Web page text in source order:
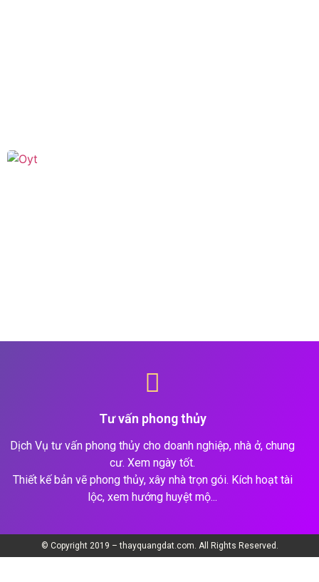
Tư vấn phong thủy
Dịch Vụ tư vấn phong thủy cho doanh nghiệp, nhà ở, chung
cư. Xem ngày tốt.
Thiết kế bản vẽ phong thủy, xây nhà trọn gói. Kích hoạt tài
lộc, xem hướng huyệt mộ...
© Copyright 2019 – thayquangdat.com. All Rights Reserved.